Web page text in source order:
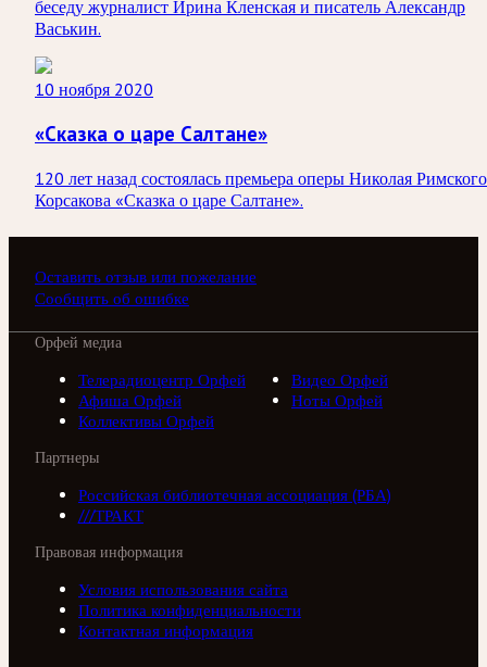
беседу журналист Ирина Кленская и писатель Александр
Васькин.
10 ноября 2020
«Сказка о царе Салтане»
120 лет назад состоялась премьера оперы Николая
Корсакова «Сказка о царе Салтане».
Оставить отзыв или пожелание
Сообщить об ошибке
Орфей медиа
Телерадиоцентр Орфей
Видео Орфей
Афиша Орфей
Ноты Орфей
Коллективы Орфей
Партнеры
Российская библиотечная ассоциация (РБА)
///ТРАКТ
Правовая информация
Условия использования сайта
Политика конфиденциальности
Контактная информация